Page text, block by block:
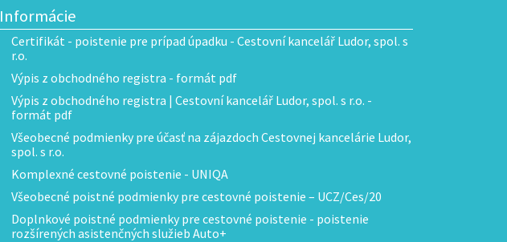
Informácie
Certifikát - poistenie pre prípad úpadku - Cestovní kancelář Ludor, spol. s
r.o.
Výpis z obchodného registra - formát pdf
Výpis z obchodného registra | Cestovní kancelář Ludor, spol. s r.o. -
formát pdf
Všeobecné podmienky pre účasť na zájazdoch Cestovnej kancelárie Ludor,
spol. s r.o.
Komplexné cestovné poistenie - UNIQA
Všeobecné poistné podmienky pre cestovné poistenie – UCZ/Ces/20
Doplnkové poistné podmienky pre cestovné poistenie - poistenie
rozšírených asistenčných služieb Auto+